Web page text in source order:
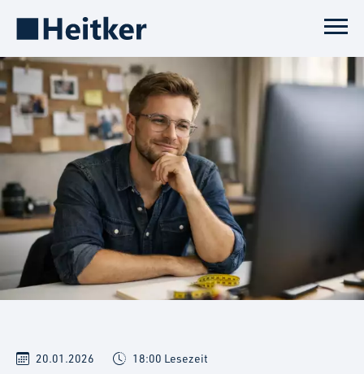
20.01.2026 18:00 Lesezeit